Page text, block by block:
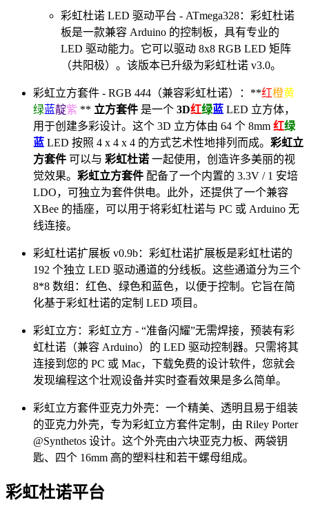
彩虹杜诺 LED 驱动平台 - ATmega328：彩虹杜诺
板是一款兼容 Arduino 的控制板，具有专业的
LED 驱动能力。它可以驱动 8x8 RGB LED 矩阵
（共阳极）。该版本已升级为彩虹杜诺 v3.0。
彩虹立方套件 - RGB 444（兼容彩虹杜诺）：**红橙黄
绿蓝靛紫 ** 立方套件 是一个 3D红绿蓝 LED 立方体，
用于创建多彩设计。这个 3D 立方体由 64 个 8mm 红绿
蓝 LED 按照 4 x 4 x 4 的方式艺术性地排列而成。 彩虹立
方套件 可以与 彩虹杜诺 一起使用，创造许多美丽的视
觉效果。 彩虹立方套件 配备了一个内置的 3.3V / 1 安培
LDO，可独立为套件供电。此外，还提供了一个兼容
XBee 的插座，可以用于将彩虹杜诺与 PC 或 Arduino 无
线连接。
彩虹杜诺扩展板 v0.9b：彩虹杜诺扩展板是彩虹杜诺的
192 个独立 LED 驱动通道的分线板。这些通道分为三个
8*8 数组：红色、绿色和蓝色，以便于控制。它旨在简
化基于彩虹杜诺的定制 LED 项目。
彩虹立方：彩虹立方 - “准备闪耀”无需焊接，预装有彩
虹杜诺（兼容 Arduino）的 LED 驱动控制器。只需将其
连接到您的 PC 或 Mac，下载免费的设计软件，您就会
发现编程这个壮观设备并实时查看效果是多么简单。
彩虹立方套件亚克力外壳：一个精美、透明且易于组装
的亚克力外壳，专为彩虹立方套件定制，由 Riley Porter
@Synthetos 设计。这个外壳由六块亚克力板、两袋钥
匙、四个 16mm 高的塑料柱和若干螺母组成。
彩虹杜诺平台